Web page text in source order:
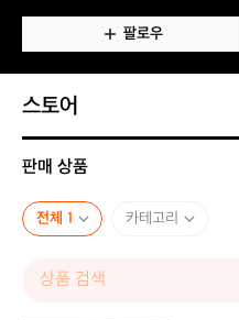
팔로우
스토어
판매 상품
전체 1 카테고리